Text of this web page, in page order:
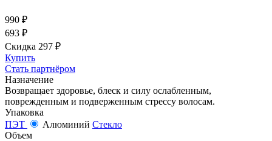
990 ₽
693 ₽
Скидка 297 ₽
Купить
Стать партнёром
Назначение
Возвращает здоровье, блеск и силу ослабленным,
поврежденным и подверженным стрессу волосам.
Упаковка
ПЭТ
Алюминий Стекло
Объем